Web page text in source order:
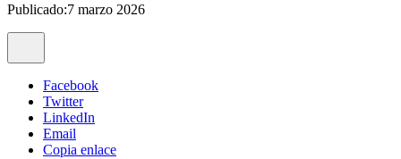
Publicado:7 marzo 2026
Facebook
Twitter
LinkedIn
Email
Copia enlace